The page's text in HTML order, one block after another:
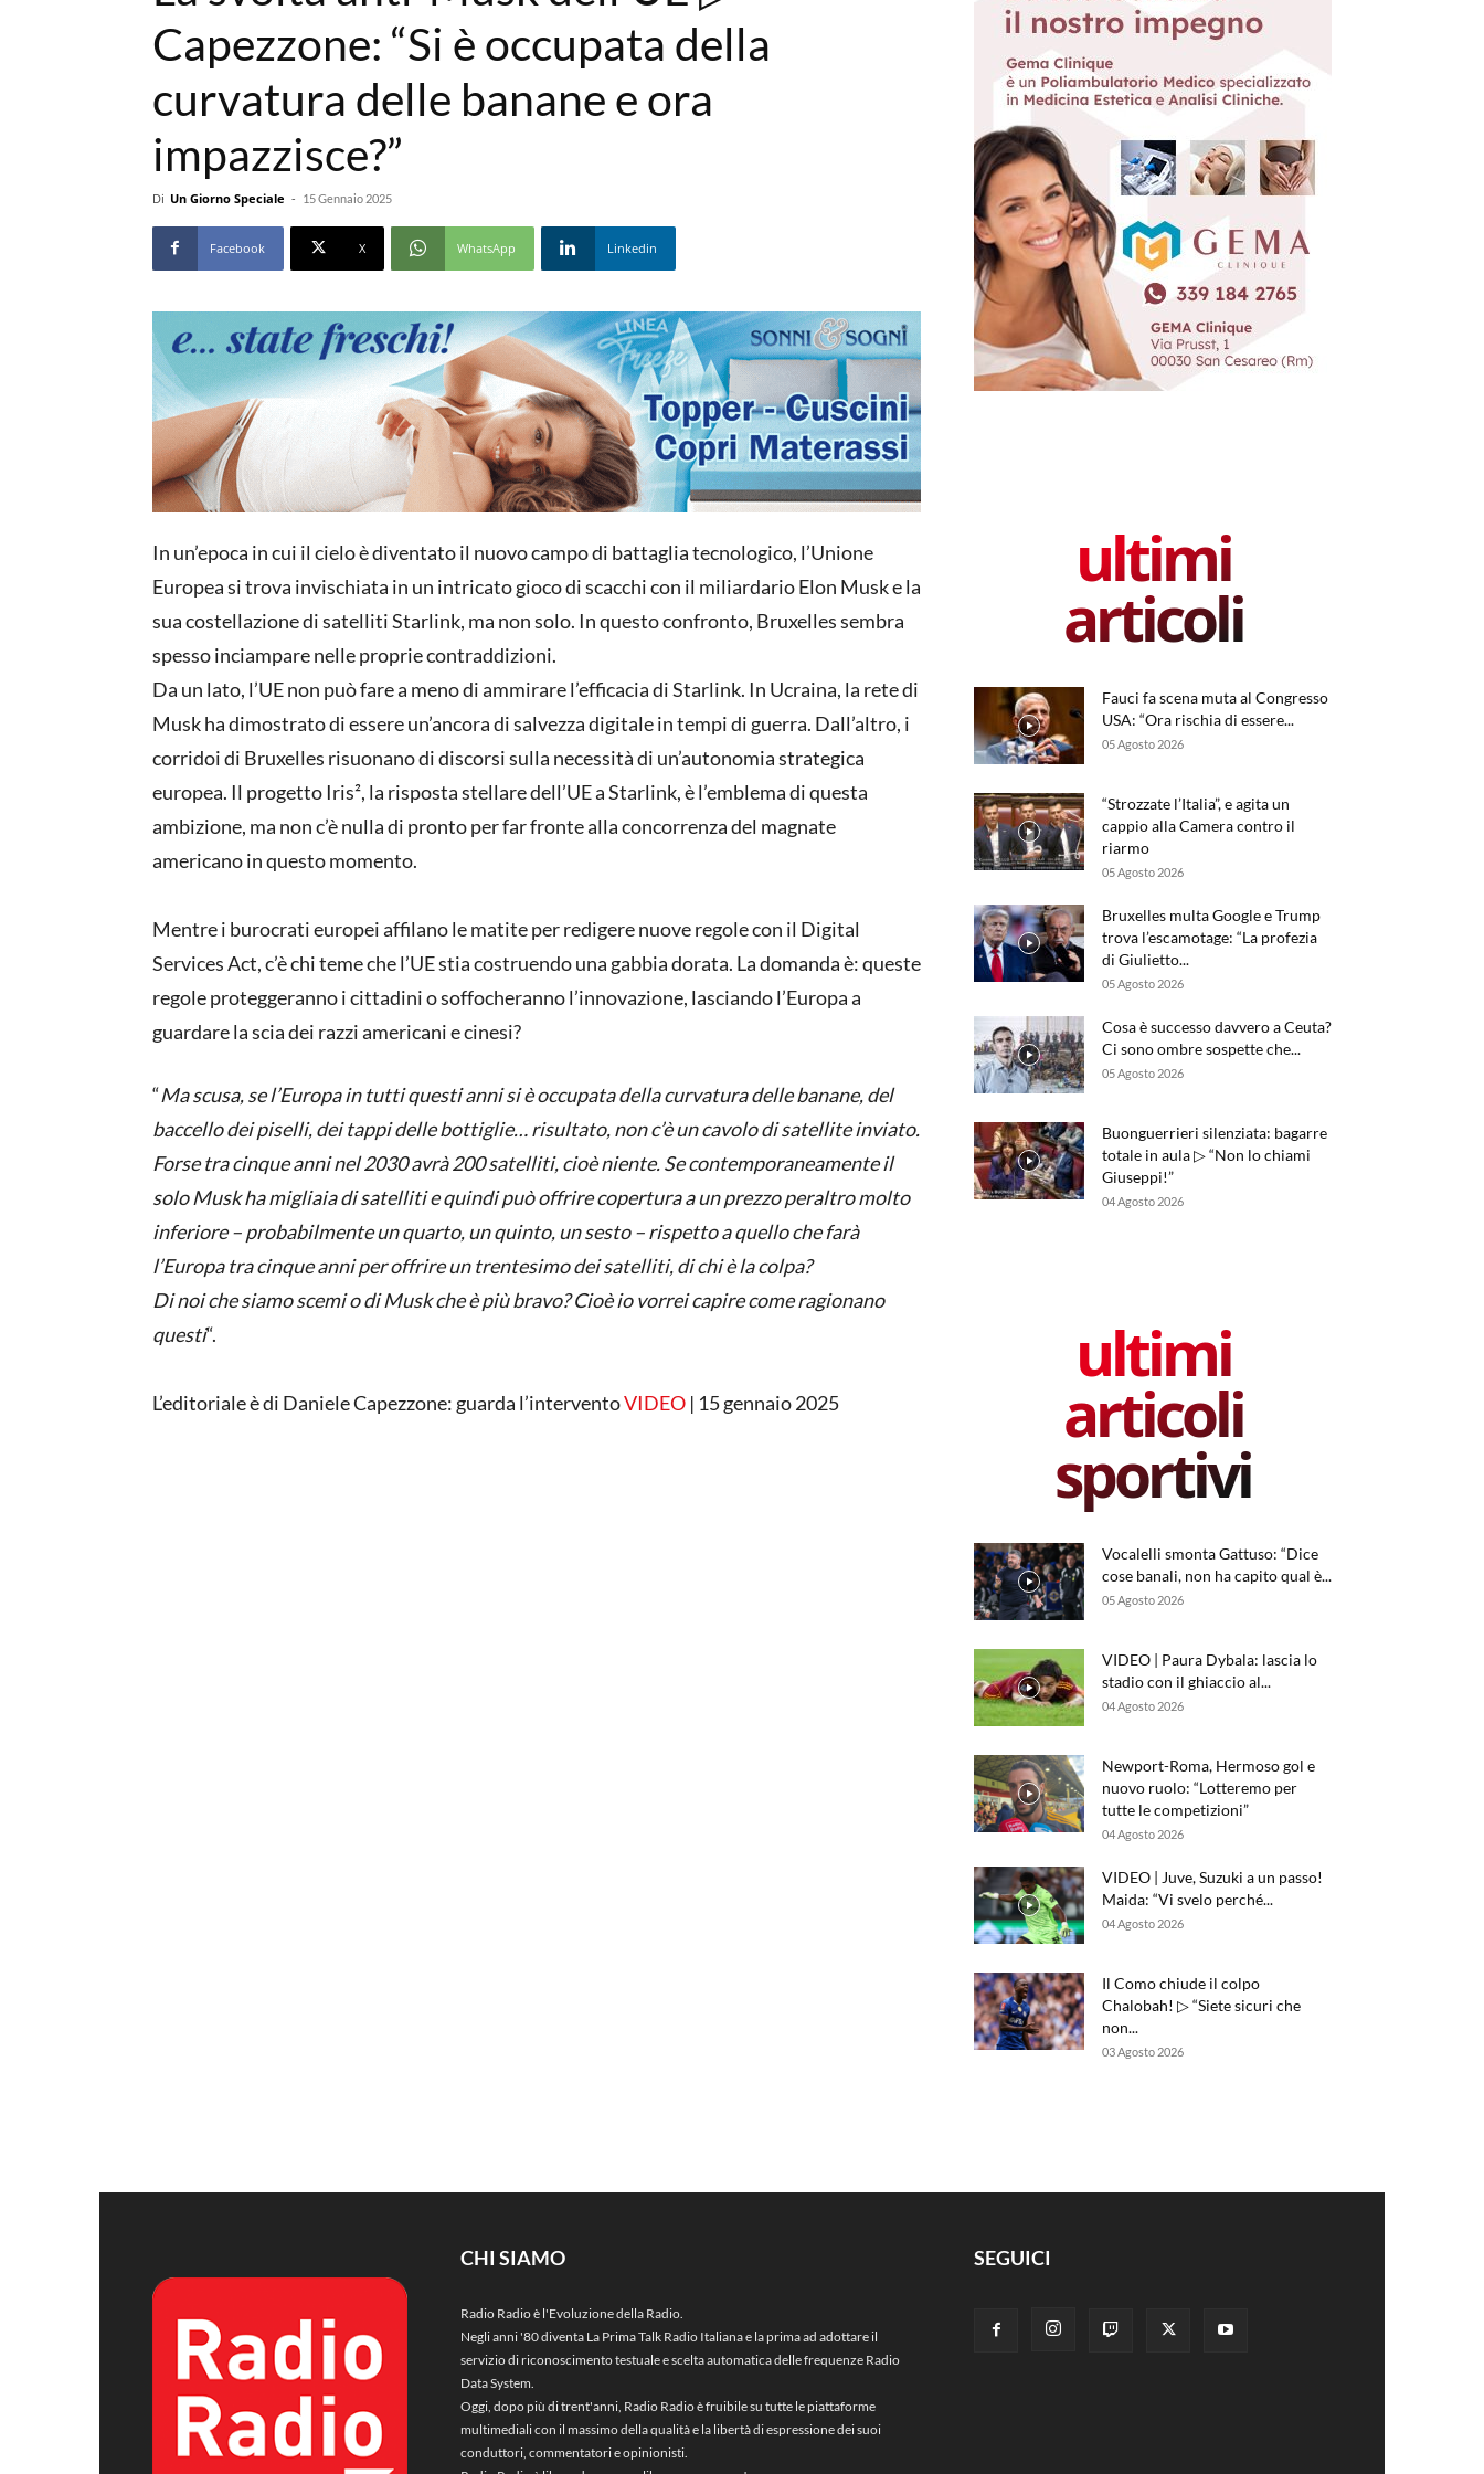
Capezzone: “Si è occupata della
curvatura delle banane e ora
impazzisce?”
Di Un Giorno Speciale - 15 Gennaio 2025
Facebook X WhatsApp Linkedin
In un’epoca in cui il cielo è diventato il nuovo campo di battaglia tecnologico, l’Unione
Europea si trova invischiata in un intricato gioco di scacchi con il miliardario Elon Musk e la
sua costellazione di satelliti Starlink, ma non solo. In questo confronto, Bruxelles sembra
spesso inciampare nelle proprie contraddizioni.
Da un lato, l’UE non può fare a meno di ammirare l’efficacia di Starlink. In Ucraina, la rete di
Musk ha dimostrato di essere un’ancora di salvezza digitale in tempi di guerra. Dall’altro, i
corridoi di Bruxelles risuonano di discorsi sulla necessità di un’autonomia strategica
europea. Il progetto Iris², la risposta stellare dell’UE a Starlink, è l’emblema di questa
ambizione, ma non c’è nulla di pronto per far fronte alla concorrenza del magnate
americano in questo momento.
Mentre i burocrati europei affilano le matite per redigere nuove regole con il Digital
Services Act, c’è chi teme che l’UE stia costruendo una gabbia dorata. La domanda è: queste
regole proteggeranno i cittadini o soffocheranno l’innovazione, lasciando l’Europa a
guardare la scia dei razzi americani e cinesi?
“Ma scusa, se l’Europa in tutti questi anni si è occupata della curvatura delle banane, del
baccello dei piselli, dei tappi delle bottiglie… risultato, non c’è un cavolo di satellite inviato.
Forse tra cinque anni nel 2030 avrà 200 satelliti, cioè niente. Se contemporaneamente il
solo Musk ha migliaia di satelliti e quindi può offrire copertura a un prezzo peraltro molto
inferiore – probabilmente un quarto, un quinto, un sesto – rispetto a quello che farà
l’Europa tra cinque anni per offrire un trentesimo dei satelliti, di chi è la colpa?
Di noi che siamo scemi o di Musk che è più bravo? Cioè io vorrei capire come ragionano
questi“.
L’editoriale è di Daniele Capezzone: guarda l’interventoVIDEO | 15 gennaio 2025
ultimi
articoli
Fauci fa scena muta al Congresso
USA: “Ora rischia di essere...
05 Agosto 2026
“Strozzate l’Italia”, e agita un
cappio alla Camera contro il
riarmo
05 Agosto 2026
Bruxelles multa Google e Trump
trova l’escamotage: “La profezia
di Giulietto...
05 Agosto 2026
Cosa è successo davvero a Ceuta?
Ci sono ombre sospette che...
05 Agosto 2026
Buonguerrieri silenziata: bagarre
totale in aula ▷ “Non lo chiami
Giuseppi!”
04 Agosto 2026
ultimi
articoli
sportivi
Vocalelli smonta Gattuso: “Dice
cose banali, non ha capito qual è...
05 Agosto 2026
VIDEO | Paura Dybala: lascia lo
stadio con il ghiaccio al...
04 Agosto 2026
Newport-Roma, Hermoso gol e
nuovo ruolo: “Lotteremo per
tutte le competizioni”
04 Agosto 2026
VIDEO | Juve, Suzuki a un passo!
Maida: “Vi svelo perché...
04 Agosto 2026
Il Como chiude il colpo
Chalobah! ▷ “Siete sicuri che
non...
03 Agosto 2026
CHI SIAMO
Radio Radio è l'Evoluzione della Radio.
Negli anni '80 diventa La Prima Talk Radio Italiana e la prima ad adottare il
servizio di riconoscimento testuale e scelta automatica delle frequenze Radio
Data System.
Oggi, dopo più di trent'anni, Radio Radio è fruibile su tutte le piattaforme
multimediali con il massimo della qualità e la libertà di espressione dei suoi
conduttori, commentatori e opinionisti.
SEGUICI